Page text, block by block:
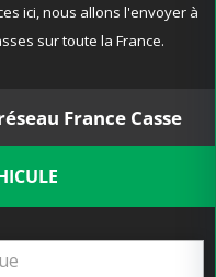
ici, nous allons l'envoyer à
sur toute la France.
France Casse